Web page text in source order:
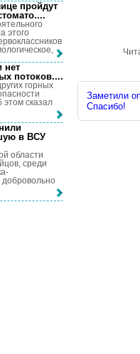
Заметили
Спасибо!
пройдут
.
этого
...
нет
потоков....
горных
этом сказал
в ВСУ
области
среди